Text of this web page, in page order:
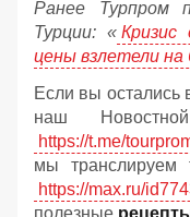
Ранее Турпром
Турции: «
цены взлетели на
Если вы остались
наш
https://t.me/
мы транслируем
https://max.ru/